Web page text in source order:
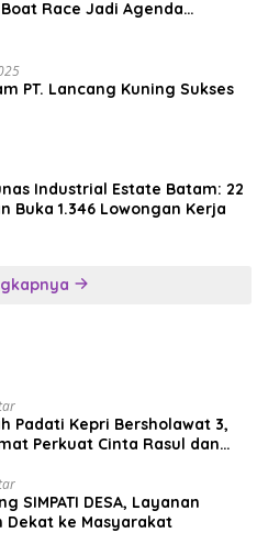
Race Jadi Agenda
PT. Lancang Kuning Sukses
Industrial Estate Batam: 22
Buka 1.346 Lowongan Kerja
Padati Kepri Bersholawat 3,
Perkuat Cinta Rasul dan
SIMPATI DESA, Layanan
Dekat ke Masyarakat